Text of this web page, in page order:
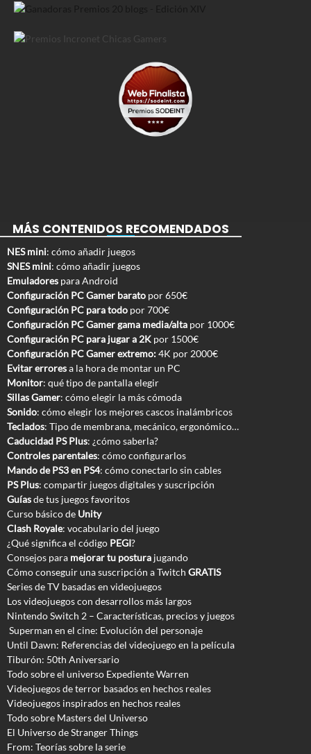
MÁS CONTENIDOS RECOMENDADOS
NES mini: cómo añadir juegos
SNES mini: cómo añadir juegos
Emuladores para Android
Configuración PC Gamer barato por 650€
Configuración PC para todo por 700€
Configuración PC Gamer gama media/alta por 1000€
Configuración PC para jugar a 2K por 1500€
Configuración PC Gamer extremo:4K por 2000€
Evitar erroresa la hora de montar un PC
Monitor: qué tipo de pantalla elegir
Sillas Gamer: cómo elegir la más cómoda
Sonido: cómo elegir los mejores cascos inalámbricos
Teclados: Tipo de membrana, mecánico, ergonómico…
Caducidad PS Plus: ¿cómo saberla?
Controles parentales: cómo configurarlos
Mando de PS3 en PS4: cómo conectarlo sin cables
PS Plus: compartir juegos digitales y suscripción
Guíasde tus juegos favoritos
Curso básico de Unity
Clash Royale: vocabulario del juego
¿Qué significa el código PEGI?
Consejos para mejorar tu postura jugando
Cómo conseguir una suscripción a Twitch GRATIS
Series de TV basadas en videojuegos
Los videojuegos con desarrollos más largos
Nintendo Switch 2 – Características, precios y juegos
Superman en el cine: Evolución del personaje
Until Dawn: Referencias del videojuego en la película
Tiburón: 50th Aniversario
Todo sobre el universo Expediente Warren
Videojuegos de terror basados en hechos reales
Videojuegos inspirados en hechos reales
Todo sobre Masters del Universo
El Universo de Stranger Things
From: Teorías sobre la serie